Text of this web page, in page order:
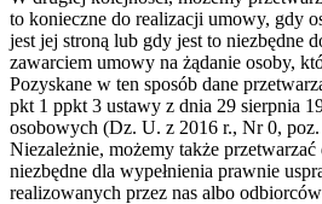
to konieczne do realizacji umowy, gdy
jest jej stroną lub gdy jest to niezbędne
zawarciem umowy na żądanie osoby,
Pozyskane w ten sposób dane
pkt 1 ppkt 3 ustawy z dnia 29 sierpnia
osobowych (Dz. U. z 2016 r., Nr 0,
Niezależnie, możemy także
niezbędne dla wypełnienia prawnie
realizowanych przez nas albo